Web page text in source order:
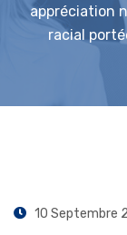
appréciation
racial
10 Septembre